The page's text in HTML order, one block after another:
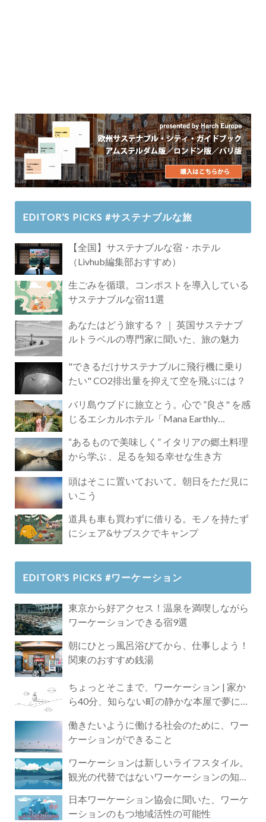
EDITOR’S PICKS #サステナブルな旅
【全国】サステナブルな宿・ホテル
（Livhub編集部おすすめ）
生ごみを循環。コンポストを導入している
サステナブルな宿11選
あなたはどう旅する？ ｜ 英国サステナブ
ルトラベルの専門家に聞いた、旅の魅力
"できるだけサステナブルに飛行機に乗り
たい" CO2排出量を抑えて空を飛ぶには？
バリ島ウブドに旅立とう。心で ”良さ" を感
じるエシカルホテル「Mana Earthly
“あるもので美味しく” イタリアの郷土料理
から学ぶ 、足るを知る幸せな生き方
頭はそこに置いておいて。朝日をただ見に
いこう
道具も車も買わずに借りる。モノを持たず
にシェア&サブスクでキャンプ
EDITOR’S PICKS #ワーケーション
東京から好アクセス！温泉を満喫しながら
ワーケーションできる宿9選
朝にひとっ風呂浴びてから、仕事しよう！
関東のおすすめ銭湯
ちょっとそこまで、ワーケーション | 家か
ら40分、知らない町の静かな本屋で夢に近
働きたいように働ける社会のために、ワー
ケーションができること
ワーケーションは新しいライフスタイル。
観光の代替ではないワーケーションの知ら
日本ワーケーション協会に聞いた、ワーケ
ーションのもつ地域活性の可能性